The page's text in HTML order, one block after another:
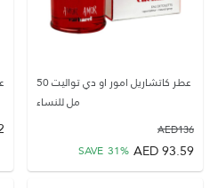
عطر كاتشاريل امور او دي تواليت 50
مل للنساء
136
AED
93.59
AED
SAVE 31%